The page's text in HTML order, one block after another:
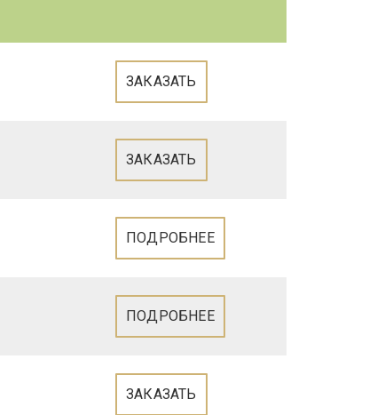
ЗАКАЗАТЬ
ЗАКАЗАТЬ
ПОДРОБНЕЕ
ПОДРОБНЕЕ
ЗАКАЗАТЬ